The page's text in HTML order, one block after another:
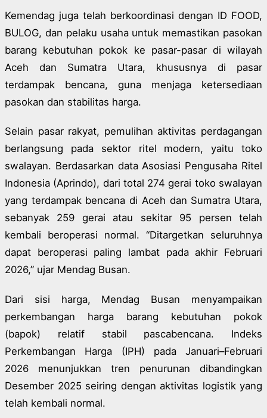
Kemendag juga telah berkoordinasi dengan ID FOOD,
BULOG, dan pelaku usaha untuk memastikan pasokan
barang kebutuhan pokok ke pasar-pasar di wilayah
Aceh dan Sumatra Utara, khususnya di pasar
terdampak bencana, guna menjaga ketersediaan
pasokan dan stabilitas harga.
Selain pasar rakyat, pemulihan aktivitas perdagangan
berlangsung pada sektor ritel modern, yaitu toko
swalayan. Berdasarkan data Asosiasi Pengusaha Ritel
Indonesia (Aprindo), dari total 274 gerai toko swalayan
yang terdampak bencana di Aceh dan Sumatra Utara,
sebanyak 259 gerai atau sekitar 95 persen telah
kembali beroperasi normal. “Ditargetkan seluruhnya
dapat beroperasi paling lambat pada akhir Februari
2026,” ujar Mendag Busan.
Dari sisi harga, Mendag Busan menyampaikan
perkembangan harga barang kebutuhan pokok
(bapok) relatif stabil pascabencana. Indeks
Perkembangan Harga (IPH) pada Januari–Februari
2026 menunjukkan tren penurunan dibandingkan
Desember 2025 seiring dengan aktivitas logistik yang
telah kembali normal.